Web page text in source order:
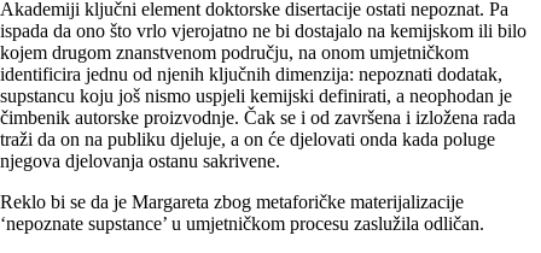
Akademiji ključni element doktorske disertacije ostati nepoznat. Pa
ispada da ono što vrlo vjerojatno ne bi dostajalo na kemijskom ili bilo
kojem drugom znanstvenom području, na onom umjetničkom
identificira jednu od njenih ključnih dimenzija: nepoznati dodatak,
supstancu koju još nismo uspjeli kemijski definirati, a neophodan je
čimbenik autorske proizvodnje. Čak se i od završena i izložena rada
traži da on na publiku djeluje, a on će djelovati onda kada poluge
njegova djelovanja ostanu sakrivene.
Reklo bi se da je Margareta zbog metaforičke materijalizacije
‘nepoznate supstance’ u umjetničkom procesu zaslužila odličan.